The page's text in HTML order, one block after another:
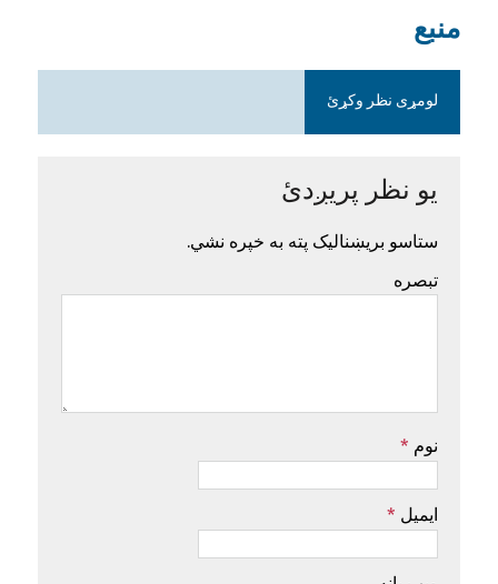
منبع
لومړی نظر وکړئ
یو نظر پریږدئ
ستاسو بریښنالیک پته به خپره نشي.
تبصره
نوم *
ایمیل *